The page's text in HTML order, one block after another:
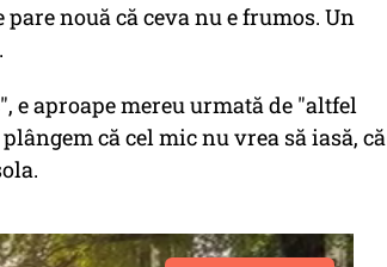
nouă că ceva nu e frumos. Un
e aproape mereu urmată de "altfel
că cel mic nu vrea să iasă, că